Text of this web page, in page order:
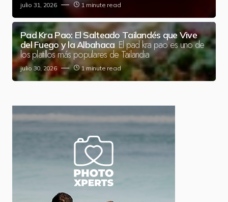
julio 31, 2026 1 minute read
Pad Kra Pao: El Salteado Tailandés que Vive
del Fuego y la Albahaca El pad kra pao es uno de
los platillos más populares de Tailandia
julio 30, 2026 1 minute read